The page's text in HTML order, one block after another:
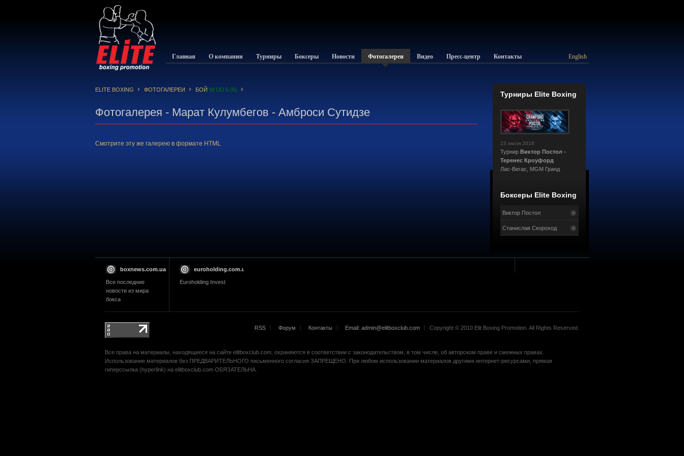
Главная О компании Турниры Боксеры Новости Фотогалереи Видео Пресс-центр Контакты English
ELITE BOXING ФОТОГАЛЕРЕИ БОЙ W UD 6 (6)
Фотогалерея - Марат Кулумбегов - Амброси Сутидзе
Смотрите эту же галерею в формате HTML
Турниры Elite Boxing
23 июля 2016
Турнир Виктор Постол -
Теренес Кроуфорд
Лас-Вегас, MGM Гранд
Боксеры Elite Boxing
Виктор Постол
Станислав Скороход
boxnews.com.ua
Все последние
новости из мира
бокса
euroholding.com.ua
Euroholding Invest
RSS Форум Контакты Email: admin@elitboxclub.com Copyright © 2010 Elit Boxing Promotion. All Rights Reserved.
Все права на материалы, находящиеся на сайте elitboxclub.com, охраняются в соответствии с законодательством, в том числе, об авторском праве и смежных правах.
Использование материалов без ПРЕДВАРИТЕЛЬНОГО письменного согласия ЗАПРЕЩЕНО. При любом использовании материалов другими интернет-ресурсами, прямая
гиперссылка (hyperlink) на elitboxclub.com ОБЯЗАТЕЛЬНА.